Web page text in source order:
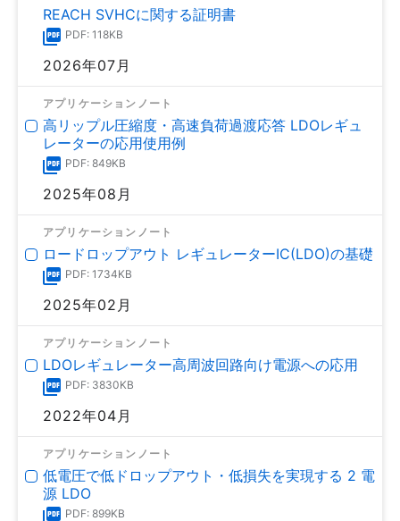
REACH SVHCに関する証明書
PDF: 118KB
2026年07月
アプリケーションノート
高リップル圧縮度・高速負荷過渡応答 LDOレギュ
レーターの応用使用例
PDF: 849KB
2025年08月
アプリケーションノート
ロードロップアウト レギュレーターIC(LDO)の基礎
PDF: 1734KB
2025年02月
アプリケーションノート
LDOレギュレーター高周波回路向け電源への応用
PDF: 3830KB
2022年04月
アプリケーションノート
低電圧で低ドロップアウト・低損失を実現する 2 電
源 LDO
PDF: 899KB